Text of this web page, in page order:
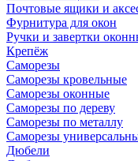
Почтовые ящики и
Фурнитура для окон
Ручки и завертки
Крепёж
Саморезы
Саморезы кровельные
Саморезы оконные
Саморезы по дереву
Саморезы по металлу
Саморезы
Дюбели